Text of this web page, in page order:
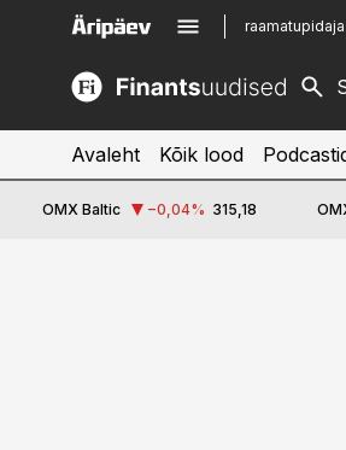
kinnisvarauudised.ee
logistikauudised.ee
Avaleht Kõik lood
OMX Baltic −0,04% 315,18